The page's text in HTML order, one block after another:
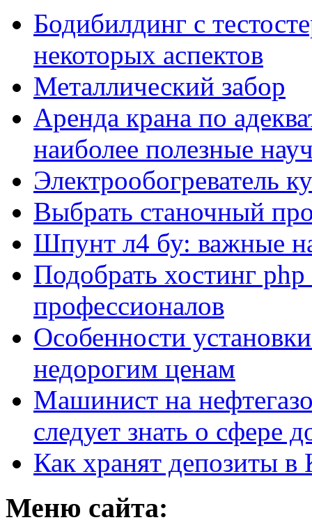
Бодибилдинг с
некоторых аспектов
Металлический забор
Аренда крана по
наиболее полезные
Электрообогреватель
Выбрать станочный
Шпунт л4 бу: важные
Подобрать хостинг
профессионалов
Особенности
недорогим ценам
Машинист на
следует знать о сфере
Как хранят депозиты в
Меню сайта: